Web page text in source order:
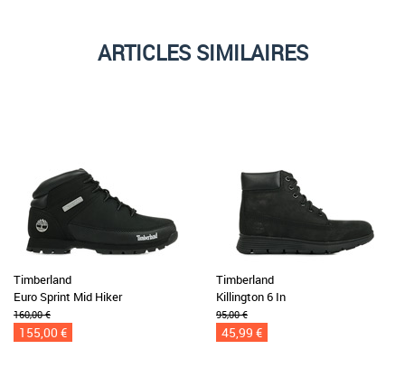
ARTICLES SIMILAIRES
Timberland
Euro Sprint Mid Hiker
160,00 €
155,00 €
Timberland
Killington 6 In
95,00 €
45,99 €